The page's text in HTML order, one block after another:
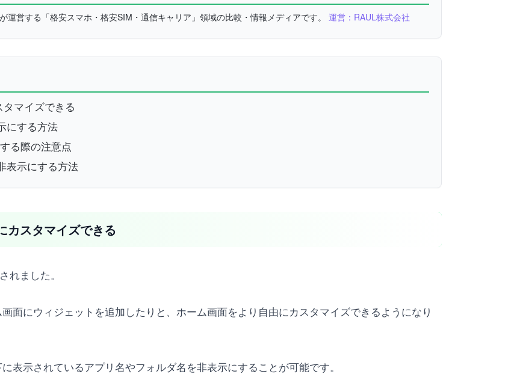
運営する「格安スマホ・格安SIM・通信キャリア」領域の比較・情報メディアです。 運営：RAUL株式会社
タマイズできる
にする方法
る際の注意点
表示にする方法
カスタマイズできる
れました。
面にウィジェットを追加したりと、ホーム画面をより自由にカスタマイズできるようになり
表示されているアプリ名やフォルダ名を非表示にすることが可能です。